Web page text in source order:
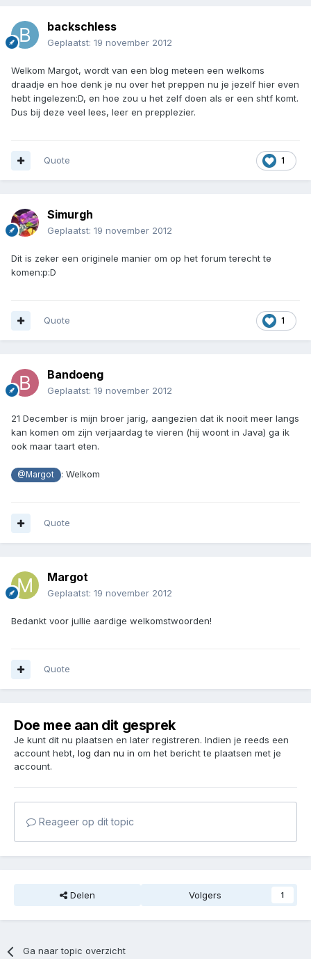
backschless
Geplaatst: 19 november 2012
Welkom Margot, wordt van een blog meteen een welkoms
draadje en hoe denk je nu over het preppen nu je jezelf hier even
hebt ingelezen:D, en hoe zou u het zelf doen als er een shtf komt.
Dus bij deze veel lees, leer en prepplezier.
1
Quote
Simurgh
Geplaatst: 19 november 2012
Dit is zeker een originele manier om op het forum terecht te
komen:p:D
1
Quote
Bandoeng
Geplaatst: 19 november 2012
21 December is mijn broer jarig, aangezien dat ik nooit meer langs
kan komen om zijn verjaardag te vieren (hij woont in Java) ga ik
ook maar taart eten.
@Margot : Welkom
Quote
Margot
Geplaatst: 19 november 2012
Bedankt voor jullie aardige welkomstwoorden!
Quote
Doe mee aan dit gesprek
Je kunt dit nu plaatsen en later registreren. Indien je reeds een
account hebt, log dan nu in om het bericht te plaatsen met je
account.
Reageer op dit topic
Delen Volgers 1
Ga naar topic overzicht